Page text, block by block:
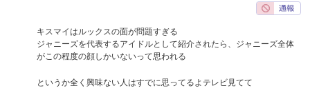
キスマイはルックスの面が問題すぎる
ジャニーズを代表するアイドルとして紹介されたら、ジャニーズ全体
がこの程度の顔しかいないって思われる
というか全く興味ない人はすでに思ってるよテレビ見てて